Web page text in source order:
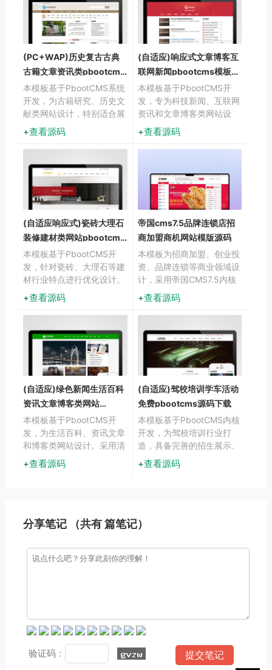
(PC+WAP)历史复古古典
古籍文章资讯类pbootcms
模板下载
本模板基于PbootCMS系统
开发，为古籍研究、历史文
献类网站设计，特别适合展
示古典书籍、历史档案等文
化内容。采用复古风格设
计，同时具备现代化响应式
布局，确保在PC和移动设
备上都能呈现优雅的阅读体
验。
查看源码
(自适应)响应式文章博客互
联网新闻pbootcms模板下
载
本模板基于PbootCMS开
发，专为科技新闻、互联网
资讯和文章博客类网站设
计。采用响应式布局技术，
确保在电脑、平板和手机上
都能获得最佳浏览体验。适
查看源码
(自适应响应式)瓷砖大理石
装修建材类网站pbootcms
模板html5模板
本模板基于PbootCMS开
发，针对瓷砖、大理石等建
材行业特点进行优化设计。
采用响应式布局技术，确保
产品展示效果在不同设备上
都能合理呈现。模板特别强
化了石材纹理的视觉表现
力，帮助建材企业更好地展
示产品质感。
查看源码
帝国cms7.5品牌连锁店招
商加盟商机网站模版源码
本模板为招商加盟、创业投
资、品牌连锁等商业领域设
计，采用帝国CMS7.5内核
构建，整体风格简洁大气，
突出商业信任感与专业度，
适合各类招商加盟项目展
示、品牌连锁店宣传等商业
应用场景。
查看源码
(自适应)绿色新闻生活百科
资讯文章博客类网站
pbootcms模板源码
本模板基于PbootCMS开
发，为生活百科、资讯文章
和博客类网站设计。采用清
新绿色系风格，提供舒适的
阅读体验，同时适配PC和
查看源码
(自适应)驾校培训学车活动
免费pbootcms源码下载
本模板基于PbootCMS内核
开发，为驾校培训行业打
造，具备完善的招生展示、
课程预约、教练团队展示等
功能模块。响应式设计适配
查看源码
分享笔记 （共有篇笔记）
验证码：